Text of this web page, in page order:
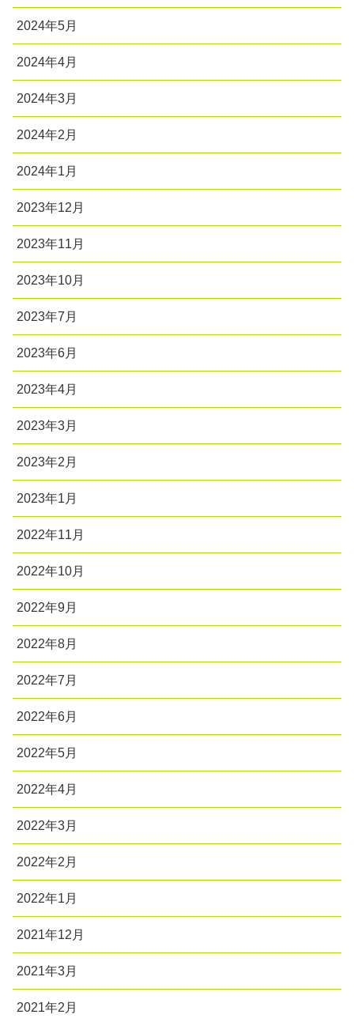
2024年5月
2024年4月
2024年3月
2024年2月
2024年1月
2023年12月
2023年11月
2023年10月
2023年7月
2023年6月
2023年4月
2023年3月
2023年2月
2023年1月
2022年11月
2022年10月
2022年9月
2022年8月
2022年7月
2022年6月
2022年5月
2022年4月
2022年3月
2022年2月
2022年1月
2021年12月
2021年3月
2021年2月